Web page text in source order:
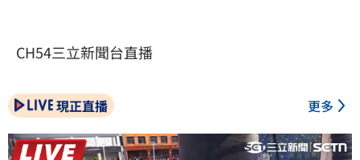
CH54三立新聞台直播
現正直播 更多